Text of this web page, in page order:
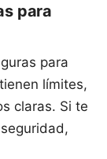
para
para
límites,
claras. Si te